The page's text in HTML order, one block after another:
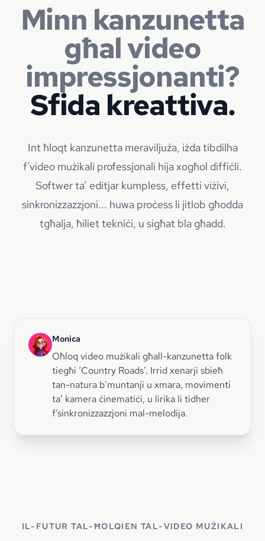
Minn kanzunetta
għal video
impressjonanti?
Sfida kreattiva.
Int ħloqt kanzunetta meraviljuża, iżda tibdilha
f'video mużikali professjonali hija xogħol diffiċli.
Softwer ta’ editjar kumpless, effetti viżivi,
sinkronizzazzjoni... huwa proċess li jitlob għodda
tgħalja, ħiliet tekniċi, u sigħat bla għadd.
Monica
Oħloq video mużikali għall-kanzunetta folk
tiegħi ‘Country Roads’. Irrid xenarji sbieħ
tan-natura b’muntanji u xmara, movimenti
ta’ kamera ċinematiċi, u lirika li tidher
f’sinkronizzazzjoni mal-melodija.
IL-FUTUR TAL-ĦOLQIEN TAL-VIDEO MUŻIKALI